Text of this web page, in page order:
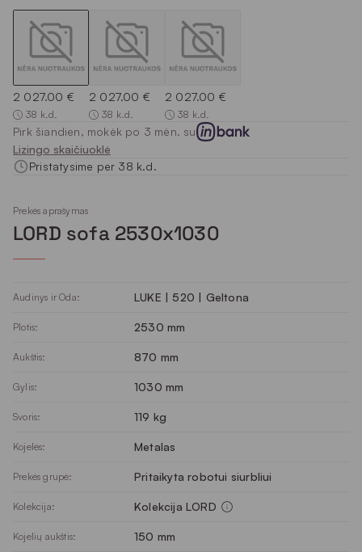
2 027.00 €
38 k.d.
2 027.00 €
38 k.d.
2 027.00 €
38 k.d.
Pirk šiandien, mokėk po 3 mėn. su
Lizingo skaičiuoklė
Pristatysime per 38 k.d.
Prekės aprašymas
LORD sofa 2530x1030
Audinys ir Oda: LUKE | 520 | Geltona
Plotis: 2530 mm
Aukštis: 870 mm
Gylis: 1030 mm
Svoris: 119 kg
Kojelės: Metalas
Prekės grupė: Pritaikyta robotui siurbliui
Kolekcija: Kolekcija LORD
Kojelių aukštis: 150 mm